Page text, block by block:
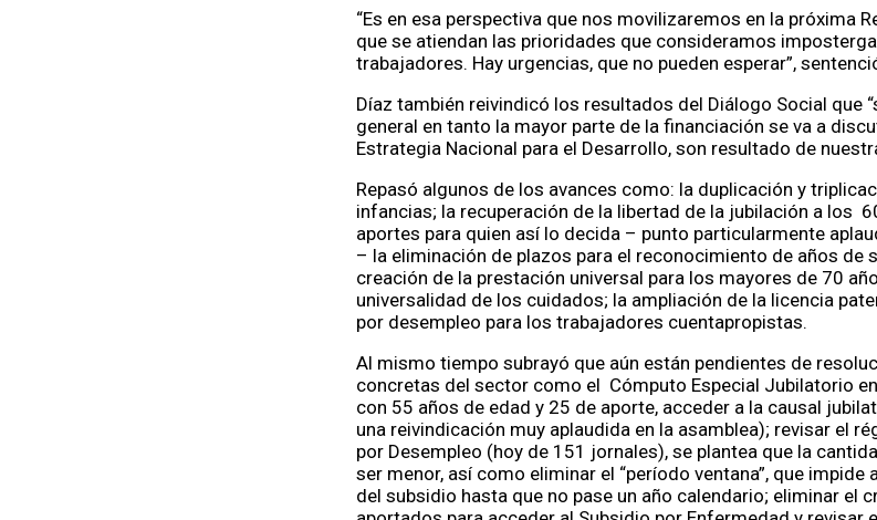
“Es en esa perspectiva que nos movilizaremos en la próxima
que se atiendan las prioridades que consideramos
trabajadores. Hay urgencias, que no pueden esperar”,
Díaz también reivindicó los resultados del Diálogo Social que
general en tanto la mayor parte de la financiación se va a
Estrategia Nacional para el Desarrollo, son resultado de
Repasó algunos de los avances como: la duplicación y
infancias; la recuperación de la libertad de la jubilación a los
aportes para quien así lo decida – punto particularmente
– la eliminación de plazos para el reconocimiento de años de
creación de la prestación universal para los mayores de 70
universalidad de los cuidados; la ampliación de la licencia
por desempleo para los trabajadores cuentapropistas.
Al mismo tiempo subrayó que aún están pendientes de
concretas del sector como el Cómputo Especial Jubilatorio
con 55 años de edad y 25 de aporte, acceder a la causal
una reivindicación muy aplaudida en la asamblea); revisar el
por Desempleo (hoy de 151 jornales), se plantea que la
ser menor, así como eliminar el “período ventana”, que
del subsidio hasta que no pase un año calendario; eliminar el